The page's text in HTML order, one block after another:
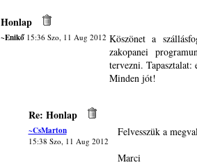
Honlap
~Enikő15:36 Szo, 11 Aug 2012 Köszönet a
zakopanei
tervezni.
Minden jót!
Re: Honlap
~CsMarton
15:38 Szo, 11 Aug 2012
Felvesszük a
Marci